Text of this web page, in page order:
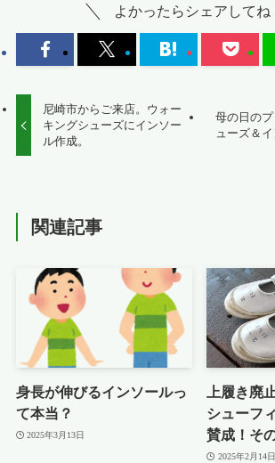
よかったらシェアしてね
尼崎市からご来店。ウォー
キングシューズにインソー
ル作成。
母の日の
ューズ＆
関連記事
身長が伸びるインソールっ
て本当？
2025年3月13日
上履き廃
シューフ
賛成！そ
2025年2月14日